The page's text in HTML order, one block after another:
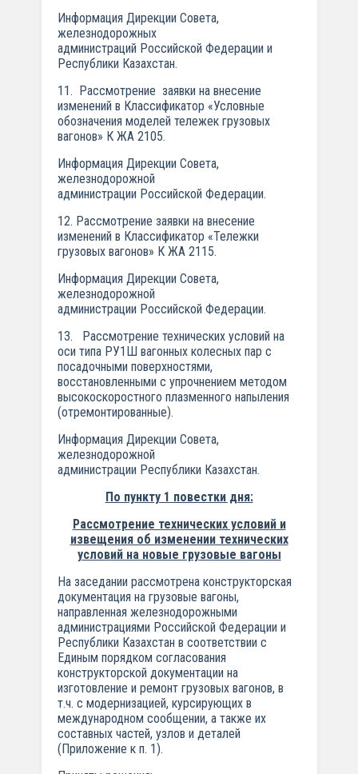
Информация Дирекции Совета,
железнодорожных
администраций Российской Федерации и
Республики Казахстан.
11. Рассмотрение заявки на внесение
изменений в Классификатор «Условные
обозначения моделей тележек грузовых
вагонов» К ЖА 2105.
Информация Дирекции Совета,
железнодорожной
администрации Российской Федерации.
12. Рассмотрение заявки на внесение
изменений в Классификатор «Тележки
грузовых вагонов» К ЖА 2115.
Информация Дирекции Совета,
железнодорожной
администрации Российской Федерации.
13. Рассмотрение технических условий на
оси типа РУ1Ш вагонных колесных пар с
посадочными поверхностями,
восстановленными с упрочнением методом
высокоскоростного плазменного напыления
(отремонтированные).
Информация Дирекции Совета,
железнодорожной
администрации Республики Казахстан.
По пункту 1 повестки дня:
Рассмотрение технических условий и
извещения об изменении технических
условий на новые грузовые вагоны
На заседании рассмотрена конструкторская
документация на грузовые вагоны,
направленная железнодорожными
администрациями Российской Федерации и
Республики Казахстан в соответствии с
Единым порядком согласования
конструкторской документации на
изготовление и ремонт грузовых вагонов, в
т.ч. с модернизацией, курсирующих в
международном сообщении, а также их
составных частей, узлов и деталей
(Приложение к п. 1).